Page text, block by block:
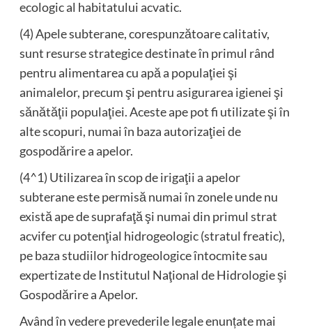
ecologic al habitatului acvatic.
(4) Apele subterane, corespunzătoare calitativ,
sunt resurse strategice destinate în primul rând
pentru alimentarea cu apă a populaţiei şi
animalelor, precum şi pentru asigurarea igienei şi
sănătăţii populaţiei. Aceste ape pot fi utilizate şi în
alte scopuri, numai în baza autorizaţiei de
gospodărire a apelor.
(4^1) Utilizarea în scop de irigaţii a apelor
subterane este permisă numai în zonele unde nu
există ape de suprafaţă şi numai din primul strat
acvifer cu potenţial hidrogeologic (stratul freatic),
pe baza studiilor hidrogeologice întocmite sau
expertizate de Institutul Naţional de Hidrologie şi
Gospodărire a Apelor.
Având în vedere prevederile legale enunțate mai